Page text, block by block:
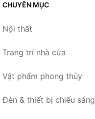
CHUYÊN MỤC
Nội thất
Trang trí nhà cửa
Vật phẩm phong thủy
Đèn & thiết bị chiếu sáng